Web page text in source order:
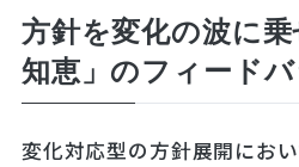
方針を変化の波に
知恵」のフィードバ
変化対応型の方針展開にお